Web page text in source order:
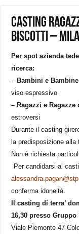
Casting
biscotti –
Per spot azienda
ricerca:
–Bambini e
viso espressivo
– Ragazzi e Ragazze
estroversi
Durante il casting
la predisposizione alla
Non è richiesta
Per candidarsi al
conferma idoneità.
Il casting di terra’
16,30 presso Gruppo
Viale Piemonte 47